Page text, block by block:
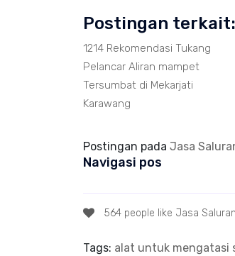
Postingan terkait:
1214 Rekomendasi Tukang
Pelancar Aliran mampet
Tersumbat di Mekarjati
Karawang
Postingan pada Jasa
Navigasi pos
564 people like Jasa
Tags: alat untuk mengatasi